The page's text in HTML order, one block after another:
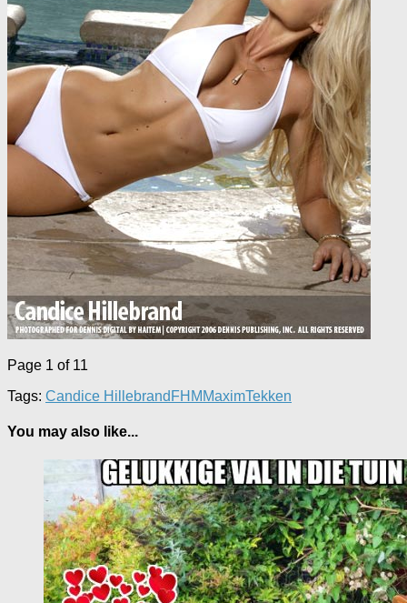
Page 1 of 11
Tags: Candice Hillebrand FHM MaximTekken
You may also like...